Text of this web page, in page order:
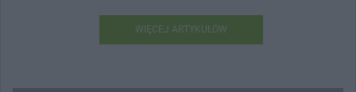
WIĘCEJ ARTYKUŁÓW